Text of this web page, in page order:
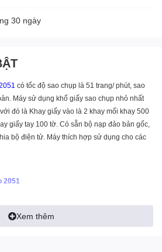
30 ngày
có tốc độ sao chụp là 51 trang/ phút, sao
Máy sử dụng khổ giấy sao chụp nhỏ nhất
đó là Khay giấy vào là 2 khay mối khay 500
giấy tay 100 tờ. Có sẵn bộ nạp đảo bản gốc,
bộ điện tử. Máy thích hợp sử dụng cho các
2051
999 bản.
Xem thêm